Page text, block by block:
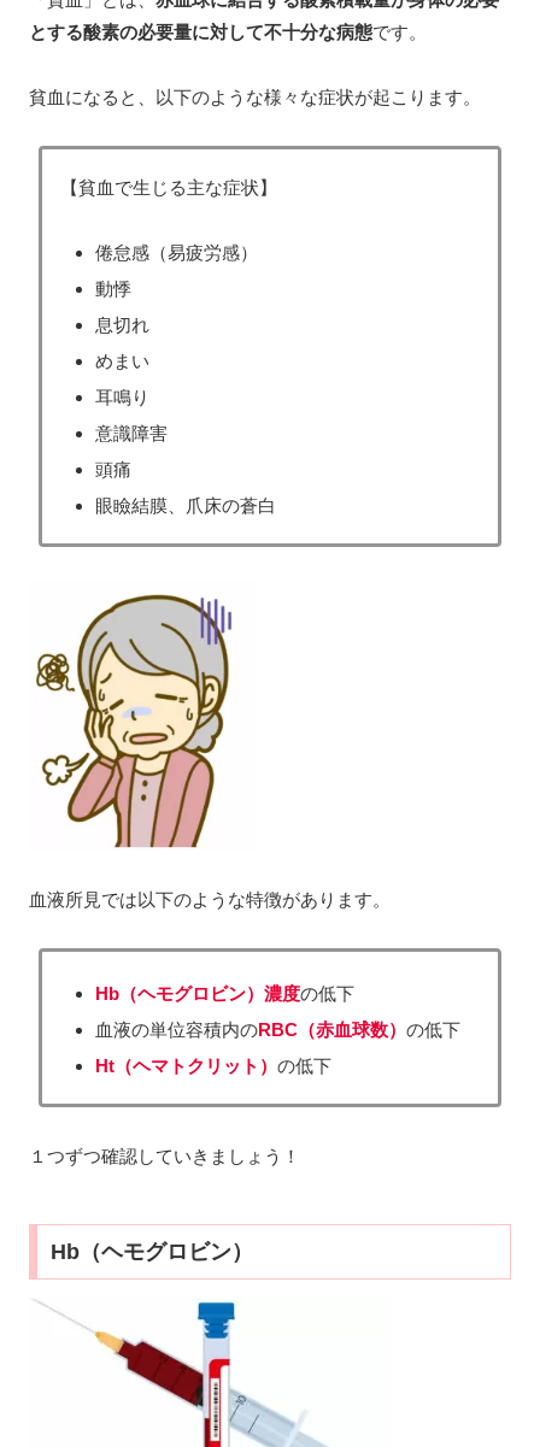
とする酸素の必要量に対して不十分な病態です。
貧血になると、以下のような様々な症状が起こります。
【貧血で生じる主な症状】
倦怠感（易疲労感）
動悸
息切れ
めまい
耳鳴り
意識障害
頭痛
眼瞼結膜、爪床の蒼白
血液所見では以下のような特徴があります。
Hb（ヘモグロビン）濃度の低下
血液の単位容積内のRBC（赤血球数） の低下
Ht（ヘマトクリット） の低下
１つずつ確認していきましょう！
Hb（ヘモグロビン）